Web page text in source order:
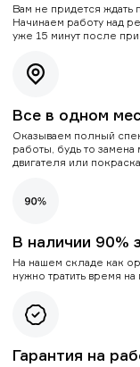
Вам не придется ждать
Начинаем работу над
уже 15 минут после
Все в одном
Оказываем полный
работы, будь то
двигателя или
В наличии 90%
На нашем складе как
нужно тратить время
Гарантия на